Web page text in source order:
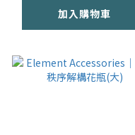
加入購物車